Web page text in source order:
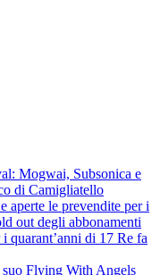
Mogwai, Subsonica e
di Camigliatello
aperte le prevendite per i
out degli abbonamenti
di 17 Re fa
Flying With Angels